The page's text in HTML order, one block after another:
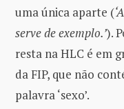
uma única aparte (
serve de exemplo.’).
resta na HLC é em
da FIP, que não
palavra ‘sexo’.